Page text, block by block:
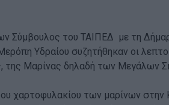
Σύμβουλος του ΤΑΙΠΕΔ με τη
Υδραίου συζητήθηκαν οι
της Μαρίνας δηλαδή των Μεγάλων
χαρτοφυλακίου των μαρίνων στην